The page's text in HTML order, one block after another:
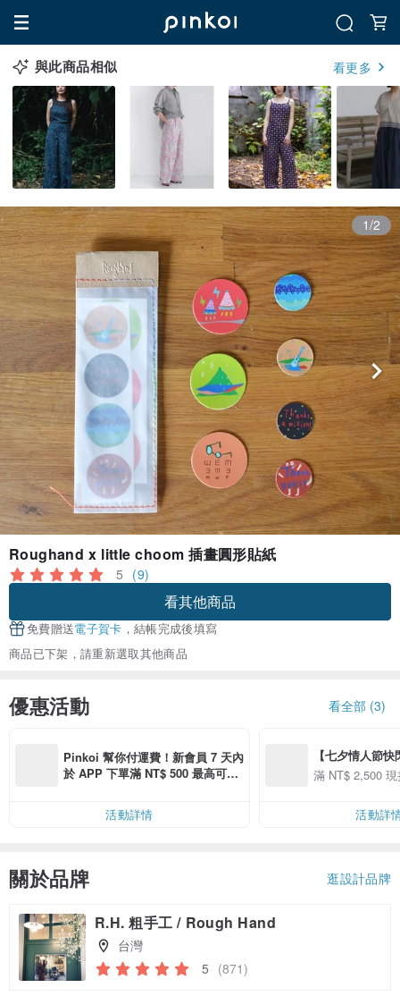
與此商品相似 看更多
1/2
Roughand x little choom 插畫圓形貼紙
5 (9)
看其他商品
免費贈送電子賀卡 ，結帳完成後填寫
商品已下架，請重新選取其他商品
優惠活動 看全部 (3)
Pinkoi 幫你付運費！新會員 7 天內
於 APP 下單滿 NT$ 500 最高可折
活動詳情
【七夕情人節
用 APP 購買任
00 現折 NT$100
滿 NT$ 2,500
活動詳
關於品牌 逛設計品牌
R.H. 粗手工 / Rough Hand
台灣
5 (871)